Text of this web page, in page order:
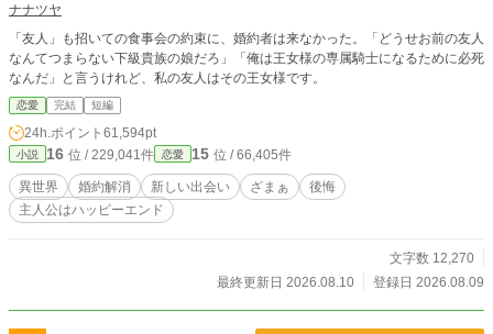
ナナツヤ
「友人」も招いての食事会の約束に、婚約者は来なかった。「どうせお前の友人
なんてつまらない下級貴族の娘だろ」「俺は王女様の専属騎士になるために必死
なんだ」と言うけれど、私の友人はその王女様です。
恋愛 完結 短編
24h.ポイント 61,594pt
小説 16 位 / 229,041件 恋愛 15 位 / 66,405件
異世界 婚約解消 新しい出会い ざまぁ
後悔
主人公はハッピーエンド
文字数 12,270
最終更新日 2026.08.10
登録日 2026.08.09